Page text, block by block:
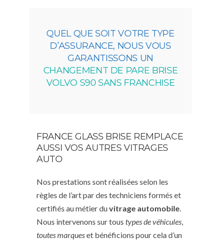
QUEL QUE SOIT VOTRE TYPE
D’ASSURANCE, NOUS VOUS
GARANTISSONS UN
CHANGEMENT DE PARE BRISE
VOLVO S90 SANS FRANCHISE
FRANCE GLASS BRISE REMPLACE
AUSSI VOS AUTRES VITRAGES
AUTO
Nos prestations sont réalisées selon les
règles de l’art par des techniciens formés et
certifiés au métier duvitrage automobile
Nous intervenons sur tous types de véhicules
toutes marqueset bénéficions pour cela d’un